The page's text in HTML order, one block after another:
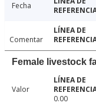
Fecha
Comentar
Female livestock
Valor
0.00